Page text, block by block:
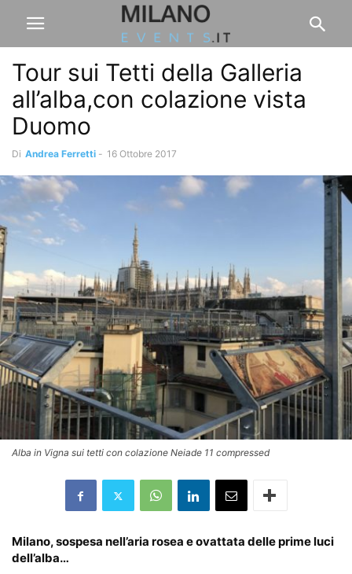
Tour sui Tetti della Galleria
all’alba,con colazione vista
Duomo
Di Andrea Ferretti - 16 Ottobre 2017
Alba in Vigna sui tetti con colazione Neiade 11 compressed
Milano, sospesa nell’aria rosea e ovattata delle prime luci
dell’alba…